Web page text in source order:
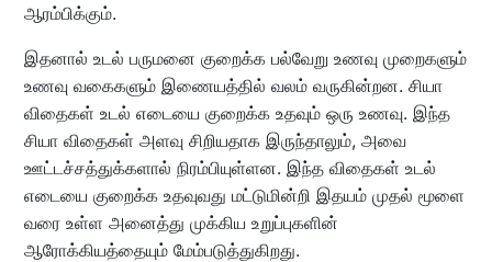
ஆரம்பிக்கும்.
இதனால் உடல் பருமனை குறைக்க பல்வேறு உணவு முறைகளும்
உணவு வகைகளும் இணையத்தில் வலம் வருகின்றன. சியா
விதைகள் உடல் எடையை குறைக்க உதவும் ஒரு உணவு. இந்த
சியா விதைகள் அளவு சிறியதாக இருந்தாலும், அவை
ஊட்டச்சத்துக்களால் நிரம்பியுள்ளன. இந்த விதைகள் உடல்
எடையை குறைக்க உதவுவது மட்டுமின்றி இதயம் முதல் மூளை
வரை உள்ள அனைத்து முக்கிய உறுப்புகளின்
ஆரோக்கியத்தையும் மேம்படுத்துகிறது.